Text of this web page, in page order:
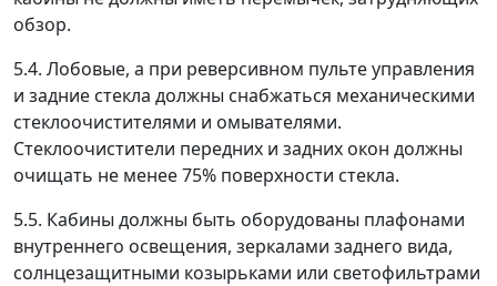
обзор.
5.4. Лобовые, а при реверсивном пульте управления
и задние стекла должны снабжаться механическими
стеклоочистителями и омывателями.
Стеклоочистители передних и задних окон должны
очищать не менее 75% поверхности стекла.
5.5. Кабины должны быть оборудованы плафонами
внутреннего освещения, зеркалами заднего вида,
солнцезащитными козырьками или светофильтрами